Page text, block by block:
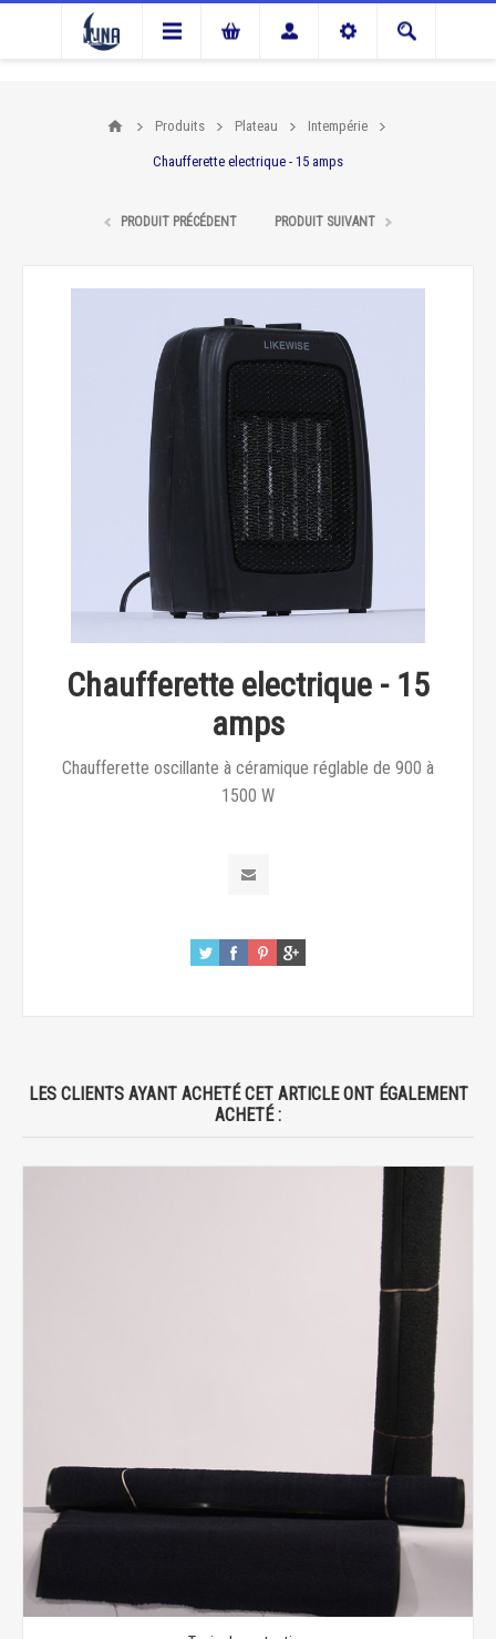
Produits Plateau Intempérie
Chaufferette electrique - 15 amps
PRODUIT PRÉCÉDENT PRODUIT SUIVANT
Chaufferette electrique - 15
amps
Chaufferette oscillante à céramique réglable de 900 à
1500 W
LES CLIENTS AYANT ACHETÉ CET ARTICLE ONT ÉGALEMENT
ACHETÉ :